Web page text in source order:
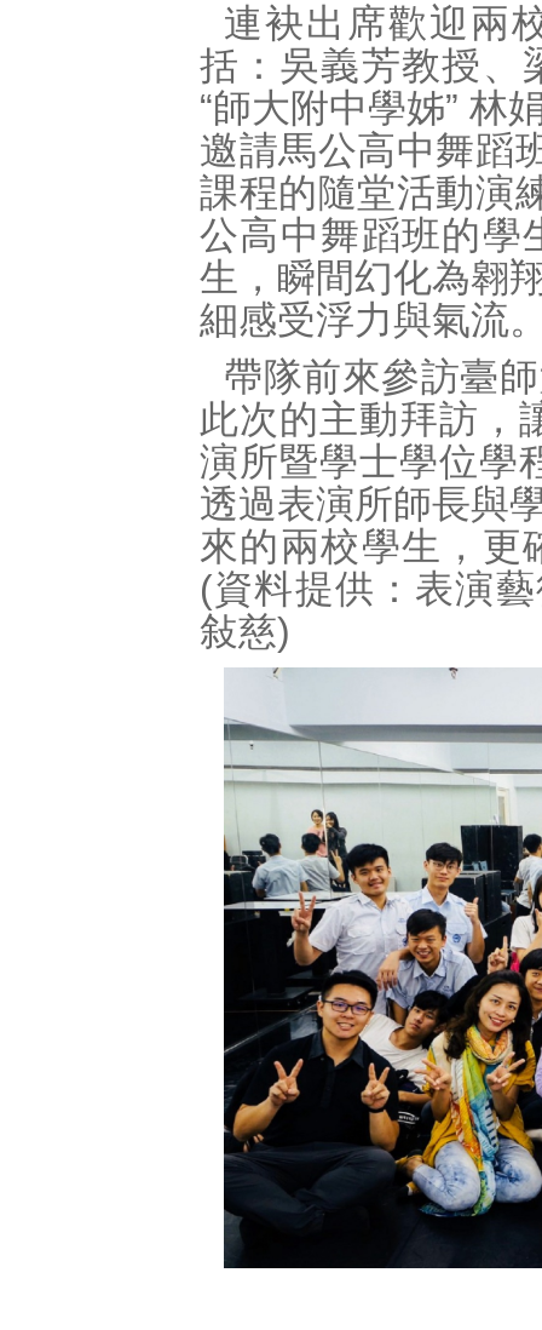
連袂出席歡迎兩
括：吳義芳教授、
“師大附中學姊” 林
邀請馬公高中舞蹈
課程的隨堂活動演
公高中舞蹈班的學
生，瞬間幻化為翱
細感受浮力與氣流
帶隊前來參訪臺
此次的主動拜訪，
演所暨學士學位學
透過表演所師長與
來的兩校學生，更
(資料提供：表演
敍慈)